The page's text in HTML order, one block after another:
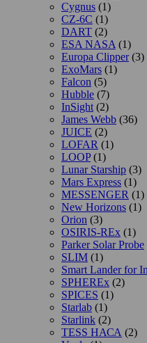
Cygnus (1)
CZ-6C (1)
DART (2)
ESA NASA (1)
Europa Clipper(3)
ExoMars (1)
Falcon (5)
Hubble (7)
InSight (2)
James Webb (36)
JUICE (2)
LOFAR (1)
LOOP(1)
Lunar Starship (3)
Mars Express (1)
MESSENGER (1)
New Horizons (1)
Orion (3)
OSIRIS-REx (1)
Parker Solar Probe
SLIM (1)
Smart Lander for
SPHEREx (2)
SPICES (1)
Starlab (1)
Starlink (2)
TESS НАСА (2)